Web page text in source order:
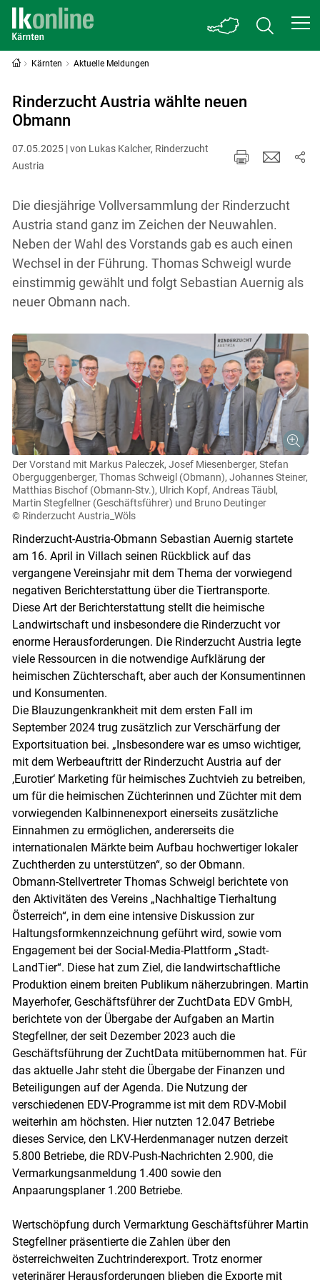
Skip to main content
Kärnten Aktuelle Meldungen
Rinderzucht Austria wählte neuen
Obmann
07.05.2025 | von Lukas Kalcher, Rinderzucht
Austria
Die diesjährige Vollversammlung der Rinderzucht
Austria stand ganz im Zeichen der Neuwahlen.
Neben der Wahl des Vorstands gab es auch einen
Wechsel in der Führung. Thomas Schweigl wurde
einstimmig gewählt und folgt Sebastian Auernig als
neuer Obmann nach.
Der Vorstand mit Markus Paleczek, Josef Miesenberger, Stefan
Oberguggenberger, Thomas Schweigl (Obmann), Johannes Steiner,
Matthias Bischof (Obmann-Stv.), Ulrich Kopf, Andreas Täubl,
Martin Stegfellner (Geschäftsführer) und Bruno Deutinger
© Rinderzucht Austria_Wöls
Rinderzucht-Austria-Obmann Sebastian Auernig startete
am 16. April in Villach seinen Rückblick auf das
vergangene Vereinsjahr mit dem Thema der vorwiegend
negativen Berichterstattung über die Tiertransporte.
Diese Art der Berichterstattung stellt die heimische
Landwirtschaft und insbesondere die Rinderzucht vor
enorme Herausforderungen. Die Rinderzucht Austria legte
viele Ressourcen in die notwendige Aufklärung der
heimischen Züchterschaft, aber auch der Konsumentinnen
und Konsumenten.
Die Blauzungenkrankheit mit dem ersten Fall im
September 2024 trug zusätzlich zur Verschärfung der
Exportsituation bei. „Insbesondere war es umso wichtiger,
mit dem Werbeauftritt der Rinderzucht Austria auf der
,Eurotier‘ Marketing für heimisches Zuchtvieh zu betreiben,
um für die heimischen Züchterinnen und Züchter mit dem
vorwiegenden Kalbinnenexport einerseits zusätzliche
Einnahmen zu ermöglichen, andererseits die
internationalen Märkte beim Aufbau hochwertiger lokaler
Zuchtherden zu unterstützen“, so der Obmann.
Obmann-Stellvertreter Thomas Schweigl berichtete von
den Aktivitäten des Vereins „Nachhaltige Tierhaltung
Österreich“, in dem eine intensive Diskussion zur
Haltungsformkennzeichnung geführt wird, sowie vom
Engagement bei der Social-Media-Plattform „Stadt-
LandTier“. Diese hat zum Ziel, die landwirtschaftliche
Produktion einem breiten Publikum näherzubringen. Martin
Mayerhofer, Geschäftsführer der ZuchtData EDV GmbH,
berichtete von der Übergabe der Aufgaben an Martin
Stegfellner, der seit Dezember 2023 auch die
Geschäftsführung der ZuchtData mitübernommen hat. Für
das aktuelle Jahr steht die Übergabe der Finanzen und
Beteiligungen auf der Agenda. Die Nutzung der
verschiedenen EDV-Programme ist mit dem RDV-Mobil
weiterhin am höchsten. Hier nutzten 12.047 Betriebe
dieses Service, den LKV-Herdenmanager nutzen derzeit
5.800 Betriebe, die RDV-Push-Nachrichten 2.900, die
Vermarkungsanmeldung 1.400 sowie den
Anpaarungsplaner 1.200 Betriebe.
Wertschöpfung durch Vermarktung Geschäftsführer Martin
Stegfellner präsentierte die Zahlen über den
österreichweiten Zuchtrinderexport. Trotz enormer
veterinärer Herausforderungen blieben die Exporte mit